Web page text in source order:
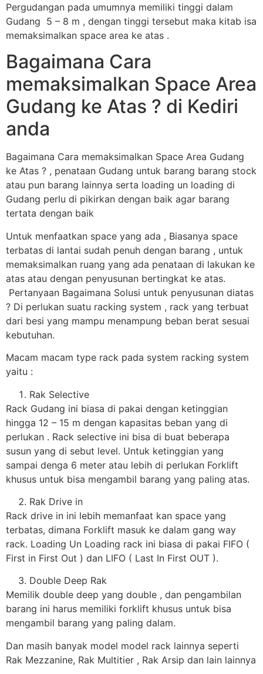
Pergudangan pada umumnya memiliki tinggi dalam
Gudang 5 – 8 m , dengan tinggi tersebut maka kitab isa
memaksimalkan space area ke atas .
Bagaimana Cara
memaksimalkan Space Area
Gudang ke Atas ? di Kediri
anda
Bagaimana Cara memaksimalkan Space Area Gudang
ke Atas ? , penataan Gudang untuk barang barang stock
atau pun barang lainnya serta loading un loading di
Gudang perlu di pikirkan dengan baik agar barang
tertata dengan baik
Untuk menfaatkan space yang ada , Biasanya space
terbatas di lantai sudah penuh dengan barang , untuk
memaksimalkan ruang yang ada penataan di lakukan ke
atas atau dengan penyusunan bertingkat ke atas.
Pertanyaan Bagaimana Solusi untuk penyusunan diatas
? Di perlukan suatu racking system , rack yang terbuat
dari besi yang mampu menampung beban berat sesuai
kebutuhan.
Macam macam type rack pada system racking system
yaitu :
Rak Selective
Rack Gudang ini biasa di pakai dengan ketinggian
hingga 12 – 15 m dengan kapasitas beban yang di
perlukan . Rack selective ini bisa di buat beberapa
susun yang di sebut level. Untuk ketinggian yang
sampai denga 6 meter atau lebih di perlukan Forklift
khusus untuk bisa mengambil barang yang paling atas.
Rak Drive in
Rack drive in ini lebih memanfaat kan space yang
terbatas, dimana Forklift masuk ke dalam gang way
rack. Loading Un Loading rack ini biasa di pakai FIFO (
First in First Out ) dan LIFO ( Last In First OUT ).
Double Deep Rak
Memilik double deep yang double , dan pengambilan
barang ini harus memiliki forklift khusus untuk bisa
mengambil barang yang paling dalam.
Dan masih banyak model model rack lainnya seperti
Rak Mezzanine, Rak Multitier , Rak Arsip dan lain lainnya